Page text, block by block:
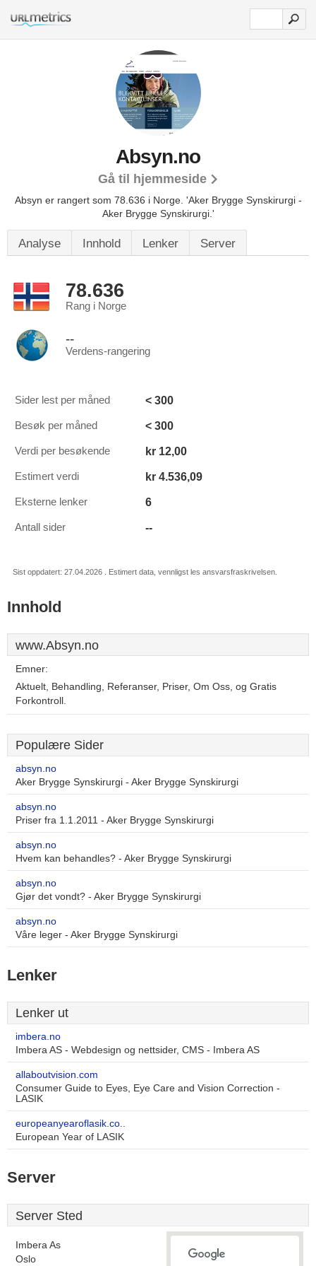
Absyn.no
Gå til hjemmeside
Absyn er rangert som 78.636 i Norge. 'Aker Brygge Synskirurgi -
Aker Brygge Synskirurgi.'
Analyse Innhold Lenker Server
78.636
Rang i Norge
--
Verdens-rangering
Sider lest per måned < 300
Besøk per måned < 300
Verdi per besøkende kr 12,00
Estimert verdi kr 4.536,09
Eksterne lenker 6
Antall sider --
Sist oppdatert: 27.04.2026 . Estimert data, vennligst les ansvarsfraskrivelsen.
Innhold
www.Absyn.no
Emner:
Aktuelt, Behandling, Referanser, Priser, Om Oss, og Gratis
Forkontroll.
Populære Sider
absyn.no
Aker Brygge Synskirurgi - Aker Brygge Synskirurgi
absyn.no
Priser fra 1.1.2011 - Aker Brygge Synskirurgi
absyn.no
Hvem kan behandles? - Aker Brygge Synskirurgi
absyn.no
Gjør det vondt? - Aker Brygge Synskirurgi
absyn.no
Våre leger - Aker Brygge Synskirurgi
Lenker
Lenker ut
imbera.no
Imbera AS - Webdesign og nettsider, CMS - Imbera AS
allaboutvision.com
Consumer Guide to Eyes, Eye Care and Vision Correction -
LASIK
europeanyearoflasik.co..
European Year of LASIK
Server
Server Sted
Imbera As
Oslo